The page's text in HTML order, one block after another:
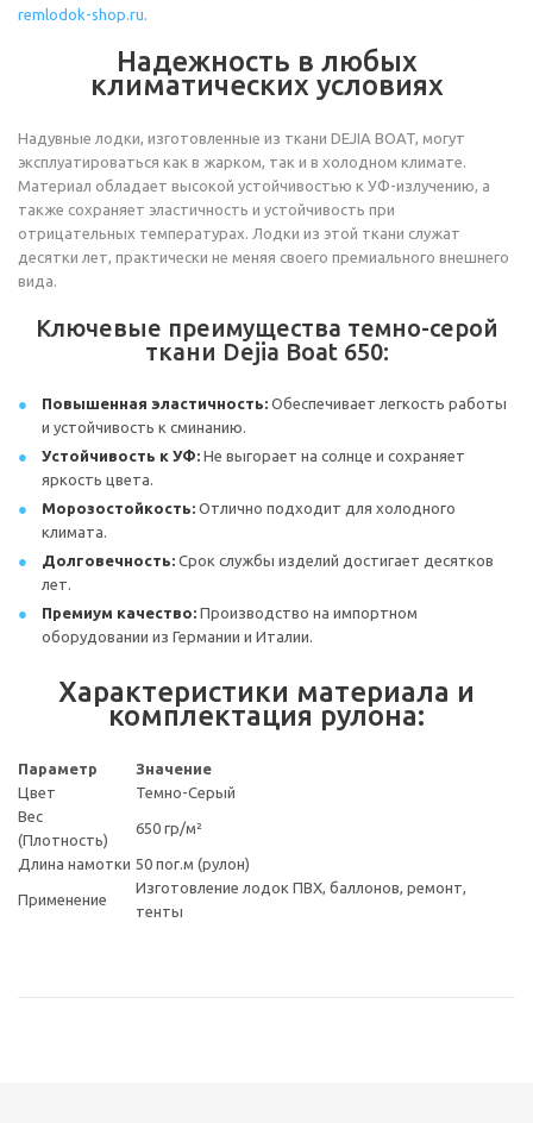
remlodok-shop.ru.
Надежность в любых
климатических условиях
Надувные лодки, изготовленные из ткани DEJIA BOAT, могут
эксплуатироваться как в жарком, так и в холодном климате.
Материал обладает высокой устойчивостью к УФ-излучению, а
также сохраняет эластичность и устойчивость при
отрицательных температурах. Лодки из этой ткани служат
десятки лет, практически не меняя своего премиального внешнего
вида.
Ключевые преимущества темно-серой
ткани Dejia Boat 650:
Повышенная эластичность: Обеспечивает легкость работы
и устойчивость к сминанию.
Устойчивость к УФ: Не выгорает на солнце и сохраняет
яркость цвета.
Морозостойкость: Отлично подходит для холодного
климата.
Долговечность: Срок службы изделий достигает десятков
лет.
Премиум качество: Производство на импортном
оборудовании из Германии и Италии.
Характеристики материала и
комплектация рулона:
Параметр
Значение
Цвет
Темно-Серый
Вес
(Плотность)
650 гр/м²
Длина намотки 50 пог.м (рулон)
Применение
Изготовление лодок ПВХ, баллонов, ремонт,
тенты